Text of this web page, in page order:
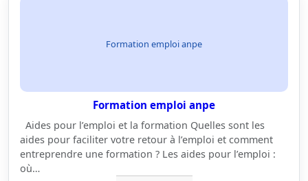
Formation emploi anpe
Formation emploi anpe
Aides pour l’emploi et la formation Quelles sont les
aides pour faciliter votre retour à l’emploi et comment
entreprendre une formation ? Les aides pour l’emploi :
où…